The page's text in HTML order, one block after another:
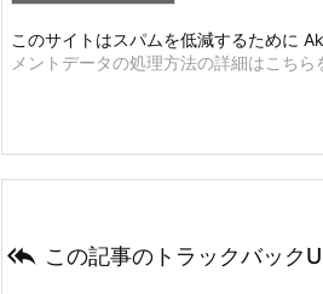
このサイトはスパムを低減するために
メントデータの処理方法の詳細はこちら
 この記事のトラックバック